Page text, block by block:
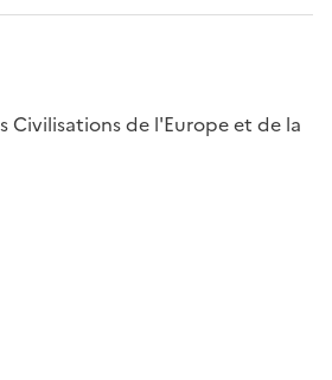
Civilisations de l'Europe et de la